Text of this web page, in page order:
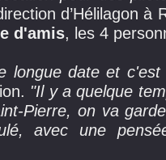
d’Hélilagon à
d'amis, les 4
longue date et
"Il y a quelque
Pierre, on va
avec une